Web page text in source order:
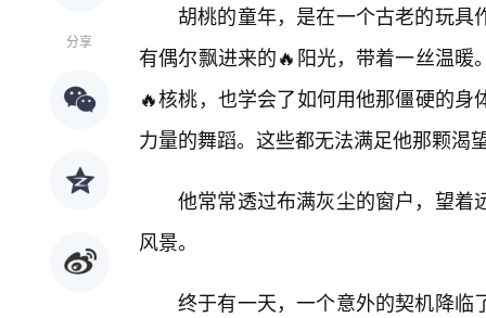
分享
胡桃的童年，是在一个古老的玩
有偶尔飘进来的🔥阳光，带着一丝温
🔥核桃，也学会了如何用他那僵硬的
力量的舞蹈。这些都无法满足他那颗渴
他常常透过布满灰尘的窗户，望着
风景。
终于有一天，一个意外的契机降临